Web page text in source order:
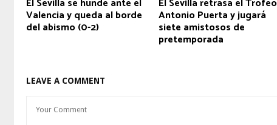
Valencia y queda al borde
del abismo (0-2)
Antonio Puerta y jugará
siete amistosos de
pretemporada
LEAVE A COMMENT